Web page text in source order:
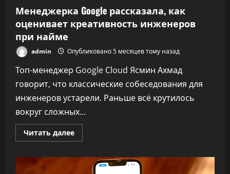
Менеджерка Google рассказала, как
оценивает креативность инженеров
при найме
admin Опубликовано 5 месяцев тому назад
Топ-менеджер Google Cloud Ясмин Ахмад
говорит, что классические собеседования для
инженеров устарели. Раньше всё крутилось
вокруг сложных...
Читать далееПрочитать
больше
Google
рассказала,